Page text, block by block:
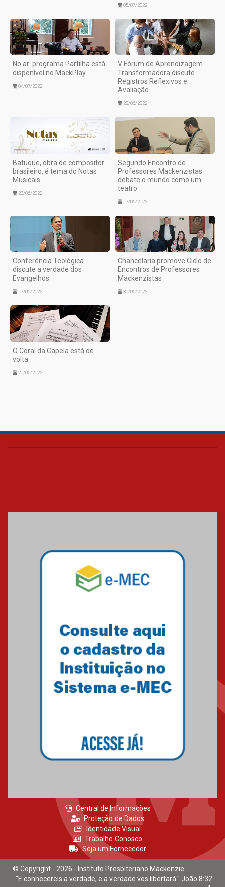
05/07/2022
No ar: programa Partilha está
disponível no MackPlay
04/07/2022
V Fórum de Aprendizagem
Transformadora discute
Registros Reflexivos e
Avaliação
28/06/2022
Batuque, obra de compositor
brasileiro, é tema do Notas
Musicais
23/06/2022
Segundo Encontro de
Professores Mackenzistas
debate o mundo como um
teatro
17/06/2022
Conferência Teológica
discute a verdade dos
Evangelhos
17/06/2022
Chancelaria promove Ciclo de
Encontros de Professores
Mackenzistas
30/05/2022
O Coral da Capela está de
volta
20/05/2022
Central de Informações
Proteção de Dados
Identidade Visual
Trabalhe Conosco
Seja um Fornecedor
© Copyright - 2026 - Instituto Presbiteriano Mackenzie
"E conhecereis a verdade, e a verdade vos libertará." João 8:32